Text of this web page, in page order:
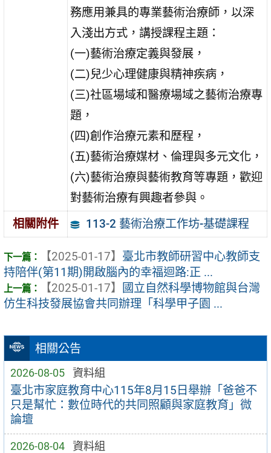
相關公告
2026-08-05 資料組
臺北市家庭教育中心115年8月15日舉辦「爸爸不
只是幫忙：數位時代的共同照顧與家庭教育」微
論壇
2026-08-04 資料組
務應用兼具的專業藝術治療師，以深
入淺出方式，講授課程主題：
(一)藝術治療定義與發展，
(二)兒少心理健康與精神疾病，
(三)社區場域和醫療場域之藝術治療專
題，
(四)創作治療元素和歷程，
(五)藝術治療媒材、倫理與多元文化，
(六)藝術治療與藝術教育等專題，歡迎
對藝術治療有興趣者參與。
相關附件
113-2 藝術治療工作坊-基礎課程
【2025-01-17】 臺北市教師研習中心教師支
持陪伴(第11期)開啟腦內的幸福迴路:正 ...
【2025-01-17】
國立自然科學博物館與台灣
仿生科技發展協會共同辦理「科學甲子園 ...